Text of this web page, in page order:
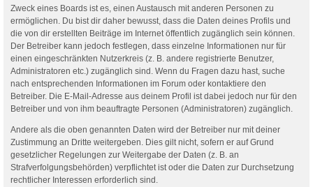
Zweck eines Boards ist es, einen Austausch mit anderen Personen zu
ermöglichen. Du bist dir daher bewusst, dass die Daten deines Profils und
die von dir erstellten Beiträge im Internet öffentlich zugänglich sein können.
Der Betreiber kann jedoch festlegen, dass einzelne Informationen nur für
einen eingeschränkten Nutzerkreis (z. B. andere registrierte Benutzer,
Administratoren etc.) zugänglich sind. Wenn du Fragen dazu hast, suche
nach entsprechenden Informationen im Forum oder kontaktiere den
Betreiber. Die E-Mail-Adresse aus deinem Profil ist dabei jedoch nur für den
Betreiber und von ihm beauftragte Personen (Administratoren) zugänglich.
Andere als die oben genannten Daten wird der Betreiber nur mit deiner
Zustimmung an Dritte weitergeben. Dies gilt nicht, sofern er auf Grund
gesetzlicher Regelungen zur Weitergabe der Daten (z. B. an
Strafverfolgungsbehörden) verpflichtet ist oder die Daten zur Durchsetzung
rechtlicher Interessen erforderlich sind.